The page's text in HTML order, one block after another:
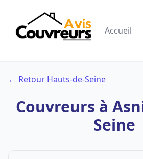
Accueil
← Retour Hauts-de-Seine
Couvreurs à
Seine